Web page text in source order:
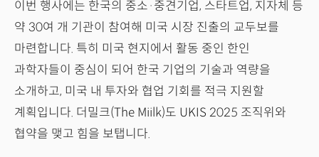
이번 행사에는 한국의 중소·중견기업, 스타트업, 지자체 등
약 30여 개 기관이 참여해 미국 시장 진출의 교두보를
마련합니다. 특히 미국 현지에서 활동 중인 한인
과학자들이 중심이 되어 한국 기업의 기술과 역량을
소개하고, 미국 내 투자와 협업 기회를 적극 지원할
계획입니다. 더밀크(The Miilk)도 UKIS 2025 조직위와
협약을 맺고 힘을 보탭니다.